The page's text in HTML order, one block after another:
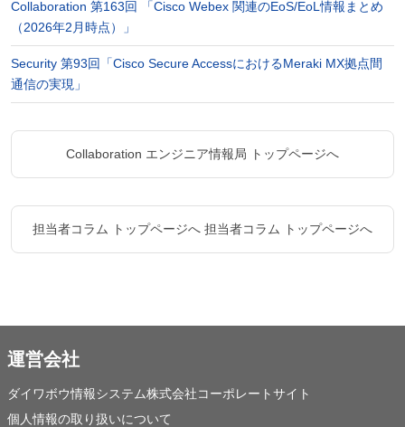
Collaboration 第163回 「Cisco Webex 関連のEoS/EoL情報まとめ
（2026年2月時点）」
Security 第93回「Cisco Secure AccessにおけるMeraki MX拠点間
通信の実現」
Collaboration エンジニア情報局 トップページへ
担当者コラム トップページへ 担当者コラム トップページへ
運営会社
ダイワボウ情報システム株式会社コーポレートサイト
個人情報の取り扱いについて